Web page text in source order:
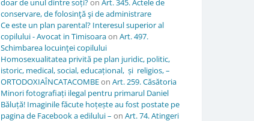
doar de unul dintre soți?on Art. 345. Actele de
conservare, de folosinţă şi de administrare
Ce este un plan parental? Interesul superior al
copilului - Avocat in Timisoaraon Art. 497.
Schimbarea locuinţei copilului
Homosexualitatea privită pe plan juridic, politic,
istoric, medical, social, educațional, și religios, –
ORTODOXIAÎNCATACOMBEon Art. 259. Căsătoria
Minori fotografiați ilegal pentru primarul Daniel
Băluță! Imaginile făcute hoțește au fost postate pe
pagina de Facebook a edilului – on Art. 74. Atingeri